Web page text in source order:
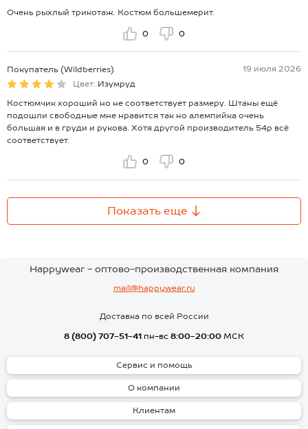
Очень рыхлый трикотаж. Костюм большемерит.
0 0
Покупатель (Wildberries)
19 июля 2026
Цвет: Изумруд
Костюмчик хороший но не соответствует размеру. Штаны ещё
подошли свободные мне нравится так но алемпийка очень
большая и в груди и рукова. Хотя другой производитель 54р всё
соответствует.
0 0
Показать еще
Happywear - оптово-производственная компания
mail@happywear.ru
Доставка по всей России
8 (800) 707-51-41 пн-вс 8:00-20:00 МСК
Сервис и помощь
О компании
Клиентам